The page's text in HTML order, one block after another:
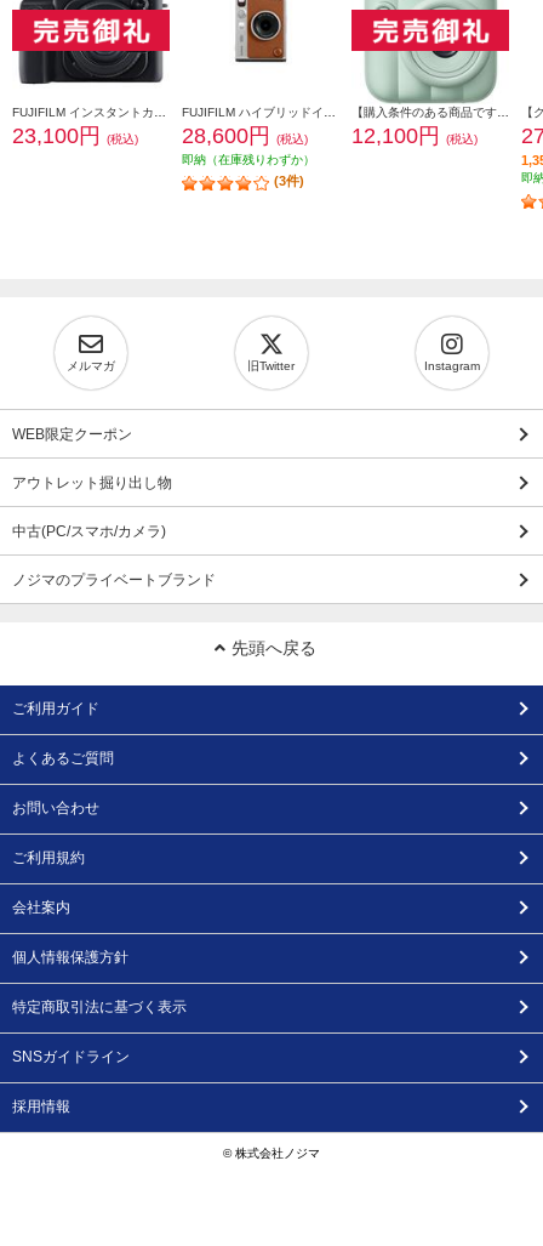
23,100円 (税込) 28,600円
(税込)
即納（在庫残りわずか）
(3件)
12,100円 (税込)
即
メルマガ 旧Twitter Instagram
WEB限定クーポン
アウトレット掘り出し物
中古(PC/スマホ/カメラ)
ノジマのプライベートブランド
先頭へ戻る
ご利用ガイド
よくあるご質問
お問い合わせ
ご利用規約
会社案内
個人情報保護方針
特定商取引法に基づく表示
SNSガイドライン
採用情報
© 株式会社ノジマ